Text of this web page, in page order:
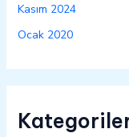
Kasım 2024
Ocak 2020